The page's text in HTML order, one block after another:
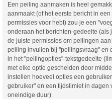
Een peiling aanmaken is heel
aanmaakt (of het eerste bericht in
permissies voor hebt) zou je een
onderaan het berichten-gedeelte (als
de juiste permissies om peilingen
peiling invullen bij "peilingsvraag" en
in het "peilingopties"-tekstgedeelte
met elke optie gescheiden door
instellen hoeveel opties een
gebruiker" en een tijdslimiet in
oneindige duur).